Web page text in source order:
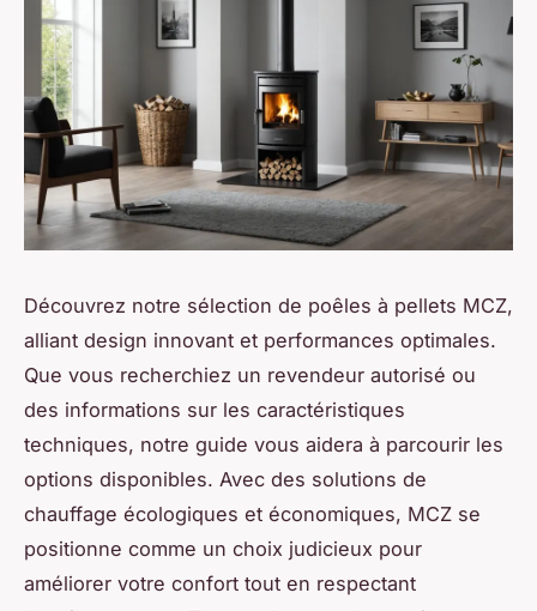
Découvrez notre sélection de poêles à pellets MCZ,
alliant design innovant et performances optimales.
Que vous recherchiez un revendeur autorisé ou
des informations sur les caractéristiques
techniques, notre guide vous aidera à parcourir les
options disponibles. Avec des solutions de
chauffage écologiques et économiques, MCZ se
positionne comme un choix judicieux pour
améliorer votre confort tout en respectant